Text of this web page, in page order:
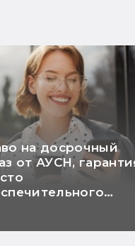
на досрочный
от АУСН,